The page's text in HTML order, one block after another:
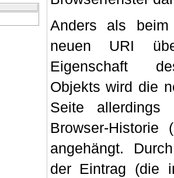
Anders als
neuen URI
Eigenschaft
Objekts wird die
Seite
Browser-Historie
angehängt.
der Eintrag (die